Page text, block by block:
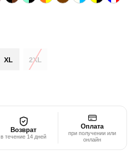
XL 2XL
Возврат
в течение 14 дней
Оплата
при получении или
онлайн